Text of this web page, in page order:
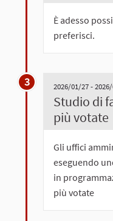
È adesso
preferisci.
3 2026/01/27 -
Studio di
più votate
Gli uffici
eseguendo
in
più votate